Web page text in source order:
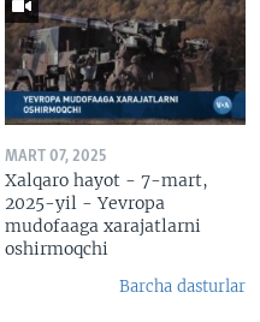
MART 07, 2025
Xalqaro hayot - 7-mart,
2025-yil - Yevropa
mudofaaga xarajatlarni
oshirmoqchi
Barcha dasturlar